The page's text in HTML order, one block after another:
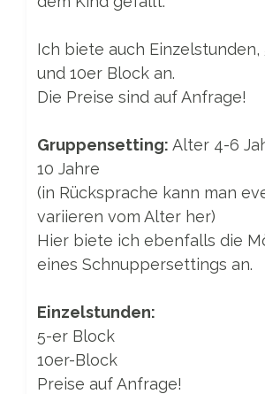
Ich biete auch
und 10er Block an.
Die Preise sind auf Anfrage!
Gruppensetting: Alter 4-6
10 Jahre
(in Rücksprache kann man
variieren vom Alter her)
Hier biete ich ebenfalls die
eines Schnuppersettings an.
Einzelstunden:
5-er Block
10er-Block
Preise auf Anfrage!